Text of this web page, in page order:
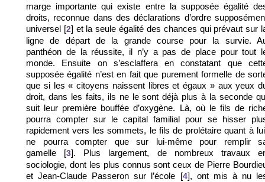
marge importante qui existe entre la supposée égalité
droits, reconnue dans des déclarations d’ordre
universel [2]et la seule égalité des chances qui prévaut sur
ligne de départ de la grande course pour la survie.
panthéon de la réussite, il n’y a pas de place pour tout
monde. Ensuite on s’esclaffera en constatant que
supposée égalité n’est en fait que purement formelle de
que si les « citoyens naissent libres et égaux » aux yeux
droit, dans les faits, ils ne le sont déjà plus à la seconde
suit leur première bouffée d’oxygène. Là, où le fils de
pourra compter sur le capital familial pour se hisser
rapidement vers les sommets, le fils de prolétaire quant à
ne pourra compter que sur lui-même pour remplir
gamelle [3]. Plus largement, de nombreux travaux
sociologie, dont les plus connus sont ceux de Pierre
et Jean-Claude Passeron sur l’école [4], ont mis à nu